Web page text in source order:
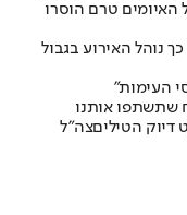
טרם הוסרו
נוהל האירוע בגבול
העימות"
שתשתפו אותנו
דיוק הטיליםצה"ל